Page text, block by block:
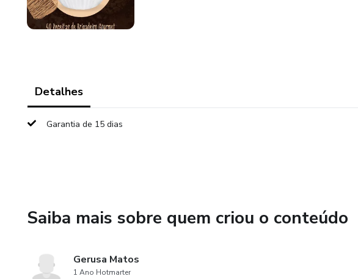
Detalhes
Garantia de 15 dias
Saiba mais sobre quem criou o conteúdo
Gerusa Matos
1 Ano Hotmarter